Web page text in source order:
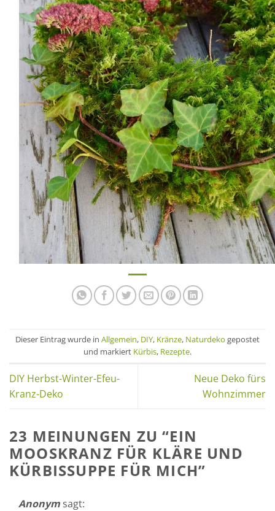
Dieser Eintrag wurde in Allgemein, DIY, Kränze, Naturdeko gepostet
und markiert Kürbis, Rezepte.
DIY Herbst-Winter-Efeu-
Kranz-Deko
Neue Deko fürs
Wohnzimmer
23 MEINUNGEN ZU “EIN
MOOSKRANZ FÜR KLÄRE UND
KÜRBISSUPPE FÜR MICH”
Anonym sagt: